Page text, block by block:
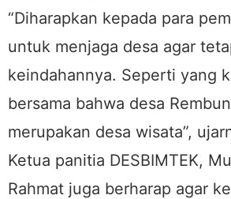
“Diharapkan kepada para
untuk menjaga desa agar
keindahannya. Seperti yang
bersama bahwa desa
merupakan desa wisata”,
Ketua panitia DESBIMTEK,
Rahmat juga berharap agar